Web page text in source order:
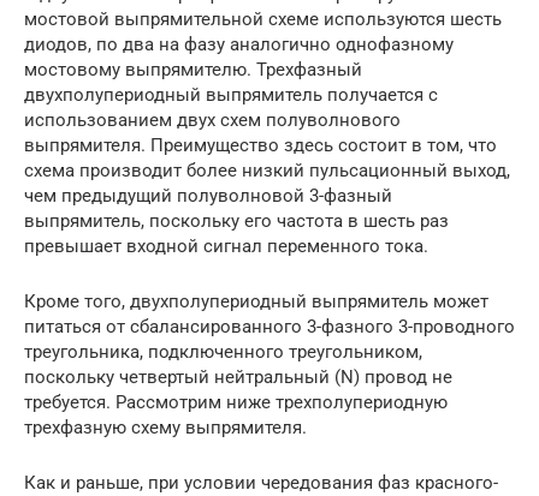
мостовой выпрямительной схеме используются шесть
диодов, по два на фазу аналогично однофазному
мостовому выпрямителю. Трехфазный
двухполупериодный выпрямитель получается с
использованием двух схем полуволнового
выпрямителя. Преимущество здесь состоит в том, что
схема производит более низкий пульсационный выход,
чем предыдущий полуволновой 3-фазный
выпрямитель, поскольку его частота в шесть раз
превышает входной сигнал переменного тока.
Кроме того, двухполупериодный выпрямитель может
питаться от сбалансированного 3-фазного 3-проводного
треугольника, подключенного треугольником,
поскольку четвертый нейтральный (N) провод не
требуется. Рассмотрим ниже трехполупериодную
трехфазную схему выпрямителя.
Как и раньше, при условии чередования фаз красного-